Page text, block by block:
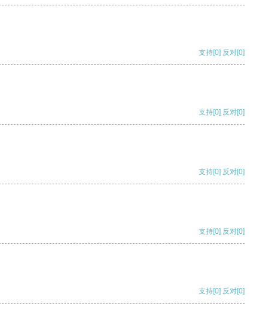
支持[0] 反对[0]
支持[0] 反对[0]
支持[0] 反对[0]
支持[0] 反对[0]
支持[0] 反对[0]